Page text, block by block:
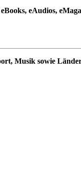
eAudios,
Musik sowie